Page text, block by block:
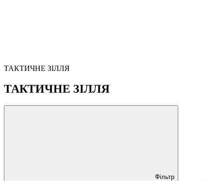
ТАКТИЧНЕ ЗІЛЛЯ
ТАКТИЧНЕ ЗІЛЛЯ
Фільтр